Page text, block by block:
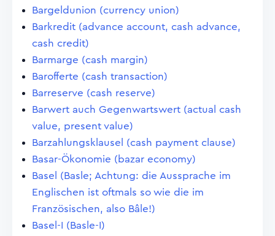
Bargeldunion (currency union)
Barkredit (advance account, cash advance,
cash credit)
Barmarge (cash margin)
Barofferte (cash transaction)
Barreserve (cash reserve)
Barwert auch Gegenwartswert (actual cash
value, present value)
Barzahlungsklausel (cash payment clause)
Basar-Ökonomie (bazar economy)
Basel (Basle; Achtung: die Aussprache im
Englischen ist oftmals so wie die im
Französischen, also Bâle!)
Basel-I (Basle-I)